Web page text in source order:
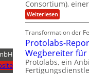
l
l
a
r
d
L
a
t
e
i
a
e
r
O
ff
i
e
r
t
e
n
z
e
n
t
r
u
ä
m
p
f
e
f
ü
d
Consortium),
Weiterlesen:
P
s
t
q
u
a
n
Transformation der
Protolabs-
Wegbereiter
Protolabs, ein